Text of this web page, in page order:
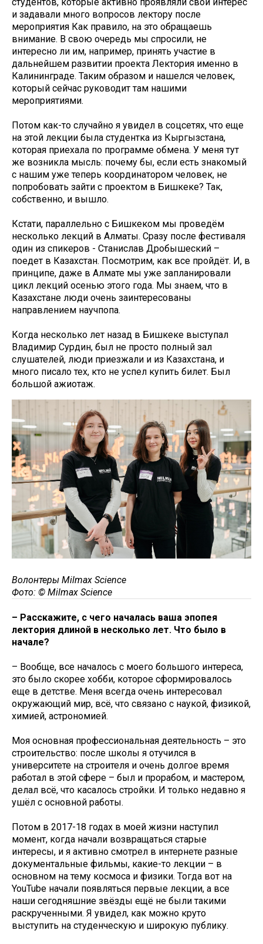
и задавали много вопросов лектору после
мероприятия Как правило, на это обращаешь
внимание. В свою очередь мы спросили, не
интересно ли им, например, принять участие в
дальнейшем развитии проекта Лектория именно в
Калининграде. Таким образом и нашелся человек,
который сейчас руководит там нашими
мероприятиями.
Потом как-то случайно я увидел в соцсетях, что еще
на этой лекции была студентка из Кыргызстана,
которая приехала по программе обмена. У меня тут
же возникла мысль: почему бы, если есть знакомый
с нашим уже теперь координатором человек, не
попробовать зайти с проектом в Бишкеке? Так,
собственно, и вышло.
Кстати, параллельно с Бишкеком мы проведём
несколько лекций в Алматы. Сразу после фестиваля
один из спикеров - Станислав Дробышеский –
поедет в Казахстан. Посмотрим, как все пройдёт. И, в
принципе, даже в Алмате мы уже запланировали
цикл лекций осенью этого года. Мы знаем, что в
Казахстане люди очень заинтересованы
направлением научпопа.
Когда несколько лет назад в Бишкеке выступал
Владимир Сурдин, был не просто полный зал
слушателей, люди приезжали и из Казахстана, и
много писало тех, кто не успел купить билет. Был
большой ажиотаж.
Волонтеры Milmax Science
Фото: © Milmax Science
– Расскажите, с чего началась ваша эпопея
лектория длиной в несколько лет. Что было в
начале?
– Вообще, все началось с моего большого интереса,
это было скорее хобби, которое сформировалось
еще в детстве. Меня всегда очень интересовал
окружающий мир, всё, что связано с наукой, физикой,
химией, астрономией.
Моя основная профессиональная деятельность – это
строительство: после школы я отучился в
университете на строителя и очень долгое время
работал в этой сфере – был и прорабом, и мастером,
делал всё, что касалось стройки. И только недавно я
ушёл с основной работы.
Потом в 2017-18 годах в моей жизни наступил
момент, когда начали возвращаться старые
интересы, и я активно смотрел в интернете разные
документальные фильмы, какие-то лекции – в
основном на тему космоса и физики. Тогда вот на
YouTube начали появляться первые лекции, а все
наши сегодняшние звёзды ещё не были такими
раскрученными. Я увидел, как можно круто
выступить на студенческую и широкую публику.